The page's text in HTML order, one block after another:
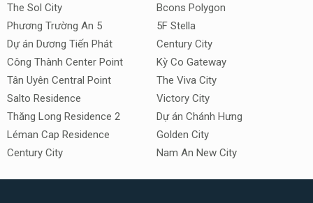
The Sol City
Phương Trường An 5
Dự án Dương Tiến Phát
Công Thành Center Point
Tân Uyên Central Point
Salto Residence
Thăng Long Residence 2
Léman Cap Residence
Century City
Bcons Polygon
5F Stella
Century City
Kỳ Co Gateway
The Viva City
Victory City
Dự án Chánh Hưng
Golden City
Nam An New City